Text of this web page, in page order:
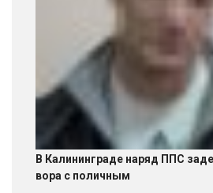
В Калининграде наряд ППС
вора с поличным